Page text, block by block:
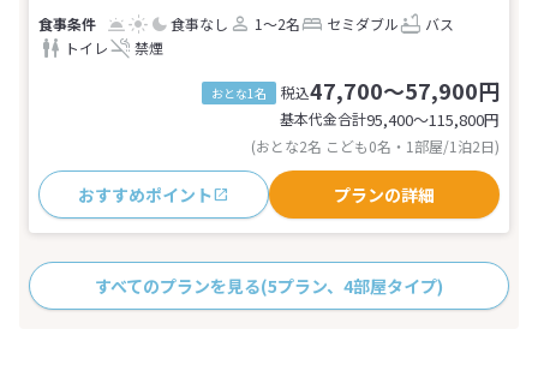
食事なし 1～2名 セミダブル
バス
トイレ
禁煙
おとな1名 税込47,700～57,900円
基本代金合計95,400〜115,800円
(おとな2名 こども0名・1部屋/1泊2日)
おすすめポイント プランの詳細
すべてのプランを見る(5プラン、4部屋タイプ)